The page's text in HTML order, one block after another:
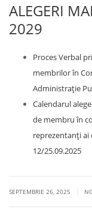
ALEGERI
2029
Proces Verbal
membrilor în
Administrație
Calendarul
de membru în
reprezentanți ai
12/25.09.2025
SEPTEMBRIE 26, 2025